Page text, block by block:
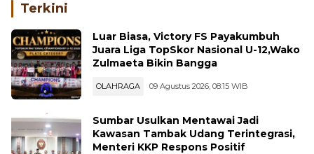
Terkini
Luar Biasa, Victory FS Payakumbuh
Juara Liga TopSkor Nasional U-12,Wako
Zulmaeta Bikin Bangga
OLAHRAGA 09 Agustus 2026, 08:15 WIB
Sumbar Usulkan Mentawai Jadi
Kawasan Tambak Udang Terintegrasi,
Menteri KKP Respons Positif